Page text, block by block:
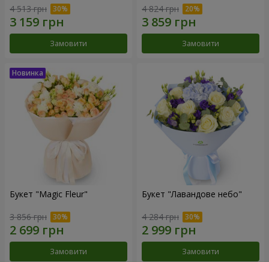
4 513 грн
Замовити
4 824 грн
Замовити
Букет "Magic Fleur"
3 856 грн
Замовити
Букет "Лавандове небо"
4 284 грн
Замовити